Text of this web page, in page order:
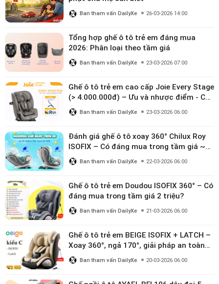
Ban tham vấn DailyXe 26-03-2026 14:00
Tổng hợp ghế ô tô trẻ em đáng mua
2026: Phân loại theo tầm giá
Ban tham vấn DailyXe 23-03-2026 07:00
Ghế ô tô trẻ em cao cấp Joie Every Stage
(> 4.000.000đ) – Ưu và nhược điểm - Có
đáng đầu tư cho bé từ 0–12 tuổi?
Ban tham vấn DailyXe 23-03-2026 06:00
Đánh giá ghế ô tô xoay 360° Chilux Roy
ISOFIX – Có đáng mua trong tầm giá ~3
triệu
Ban tham vấn DailyXe 22-03-2026 06:00
Ghế ô tô trẻ em Doudou ISOFIX 360° – Có
đáng mua trong tầm giá 2 triệu?
Ban tham vấn DailyXe 21-03-2026 06:00
Ghế ô tô trẻ em BEIGE ISOFIX + LATCH –
Xoay 360°, ngả 170°, giải pháp an toàn
linh hoạt cho bé 0–10 tuổi
Ban tham vấn DailyXe 20-03-2026 06:00